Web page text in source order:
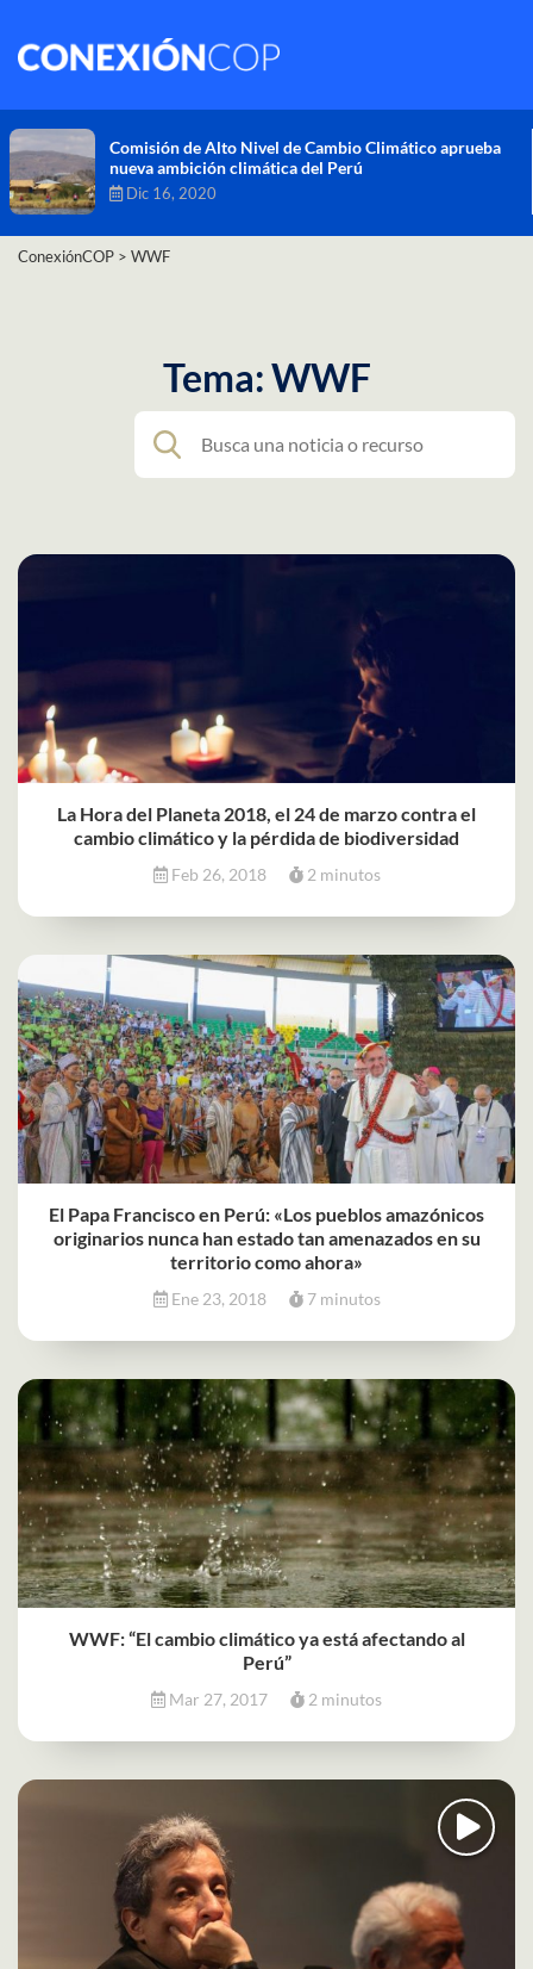
Comisión de Alto Nivel de Cambio Climático aprueba
nueva ambición climática del Perú
Dic 16, 2020
ConexiónCOP > WWF
Tema: WWF
La Hora del Planeta 2018, el 24 de marzo contra el
cambio climático y la pérdida de biodiversidad
Feb 26, 2018 2 minutos
El Papa Francisco en Perú: «Los pueblos amazónicos
originarios nunca han estado tan amenazados en su
territorio como ahora»
Ene 23, 2018 7 minutos
WWF: “El cambio climático ya está afectando al
Perú”
Mar 27, 2017 2 minutos